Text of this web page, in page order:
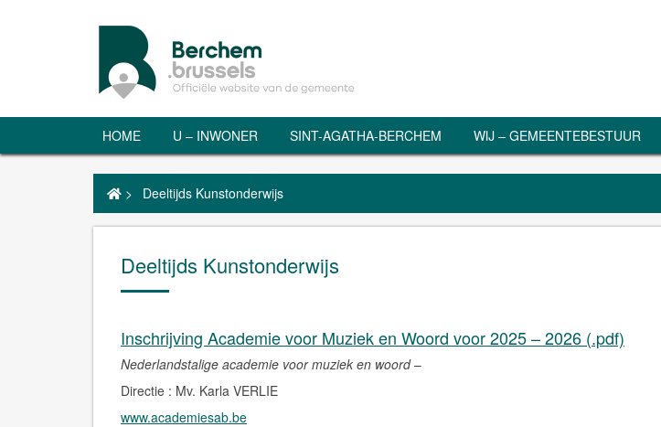
HOME U – INWONER SINT-AGATHA-BERCHEM WIJ – GEMEENTEBESTUUR
> Deeltijds Kunstonderwijs
Deeltijds Kunstonderwijs
Inschrijving Academie voor Muziek en Woord voor 2025 – 2026 (.pdf)
Nederlandstalige academie voor muziek en woord–
Directie : Mv. Karla VERLIE
www.academiesab.be